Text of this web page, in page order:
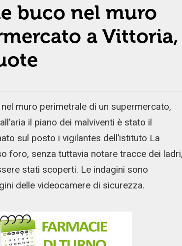
buco nel muro
a Vittoria,
muro perimetrale di un supermercato,
il piano dei malviventi è stato il
sul posto i vigilantes dell’istituto La
foro, senza tuttavia notare tracce dei
stati scoperti. Le indagini sono
delle videocamere di sicurezza.